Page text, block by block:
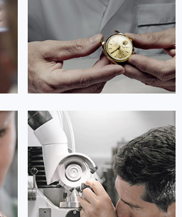
 深圳欧米茄维修
贝亚特·布兰奇
资深欧米茄技师
是欧米茄维修保养中心
(欧米茄保养中心)
的高级技师之一
Nanjing 欧米茄 Maintain center